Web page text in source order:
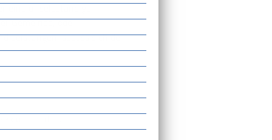
eine unselbständige
Gemeinde, oder
Leistungen, sodass sich der
ummelden.